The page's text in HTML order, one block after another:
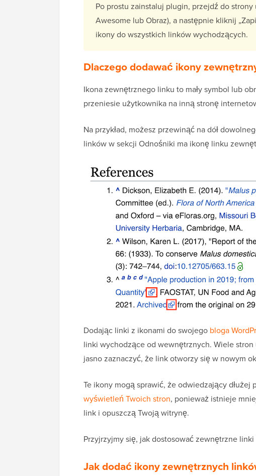
Po prostu zainstaluj plugin, przejdź do
Awesome lub Obraz), a następnie kliknij
ikony do wszystkich linków wychodzących.
Dlaczego dodawać ikony
Ikona zewnętrznego linku to mały symbol lub
przeniesie użytkownika na inną stronę
Na przykład, możesz przewinąć na dół
linków w sekcji Odnośniki ma ikonę linku
Dodając linki z ikonami do swojego bloga
linki wychodzące od wewnętrznych. Wiele
jasno zaznaczyć, że link otworzy się w nowym
Te ikony mogą sprawić, że odwiedzający dłużej
wyświetleń Twoich stron, ponieważ istnieje
link i opuszczą Twoją witrynę.
Przyjrzyjmy się, jak dostosować zewnętrzne
Jak dodać ikony zewnętrznych